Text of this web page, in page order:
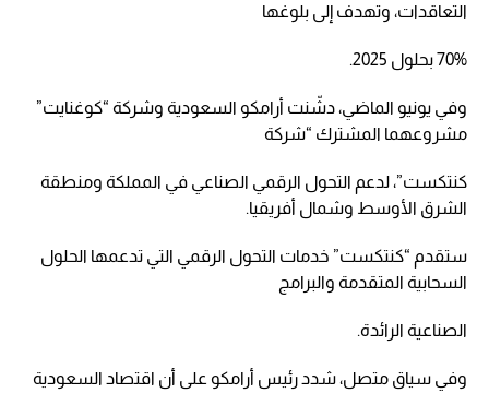
التعاقدات، وتهدف إلى بلوغها
70% بحلول 2025.
وفي يونيو الماضي، دشّنت أرامكو السعودية وشركة “كوغنايت”
مشروعهما المشترك “شركة
كنتكست”، لدعم التحول الرقمي الصناعي في المملكة ومنطقة
الشرق الأوسط وشمال أفريقيا.
ستقدم “كنتكست” خدمات التحول الرقمي التي تدعمها الحلول
السحابية المتقدمة والبرامج
الصناعية الرائدة.
وفي سياق متصل، شدد رئيس أرامكو على أن اقتصاد السعودية